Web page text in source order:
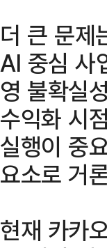
더 큰 문제
AI 중심 사
영 불확실
수익화 시
실행이 중
요소로 거
현재 카카